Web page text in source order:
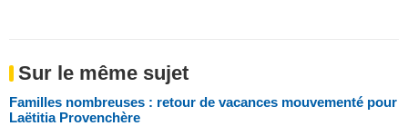
Sur le même sujet
Familles nombreuses : retour de vacances mouvementé pour
Laëtitia Provenchère